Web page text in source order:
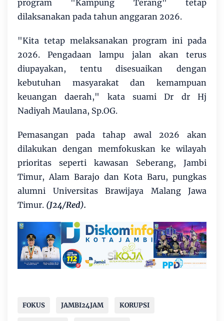
program "Kampung Terang" tetap
dilaksanakan pada tahun anggaran 2026.
"Kita tetap melaksanakan program ini pada
2026. Pengadaan lampu jalan akan terus
diupayakan, tentu disesuaikan dengan
kebutuhan masyarakat dan kemampuan
keuangan daerah," kata suami Dr dr Hj
Nadiyah Maulana, Sp.OG.
Pemasangan pada tahap awal 2026 akan
dilakukan dengan memfokuskan ke wilayah
prioritas seperti kawasan Seberang, Jambi
Timur, Alam Barajo dan Kota Baru, pungkas
alumni Universitas Brawijaya Malang Jawa
Timur. (J24/Red).
FOKUS JAMBI24JAM KORUPSI